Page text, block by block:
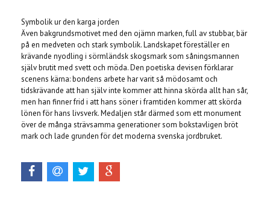
Symbolik ur den karga jorden
Även bakgrundsmotivet med den ojämn marken, full av stubbar, bär
på en medveten och stark symbolik. Landskapet föreställer en
krävande nyodling i sörmländsk skogsmark som såningsmannen
själv brutit med svett och möda. Den poetiska devisen förklarar
scenens kärna: bondens arbete har varit så mödosamt och
tidskrävande att han själv inte kommer att hinna skörda allt han sår,
men han finner frid i att hans söner i framtiden kommer att skörda
lönen för hans livsverk. Medaljen står därmed som ett monument
över de många strävsamma generationer som bokstavligen bröt
mark och lade grunden för det moderna svenska jordbruket.